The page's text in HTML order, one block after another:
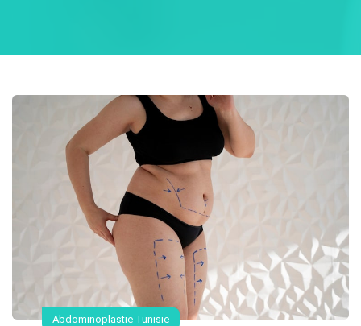
Abdominoplastie Tunisie